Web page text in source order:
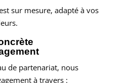
sur mesure, adapté à vos
de partenariat, nous
à travers :